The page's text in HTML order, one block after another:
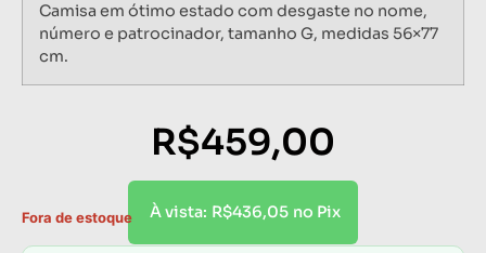
Camisa em ótimo estado com desgaste no nome,
número e patrocinador, tamanho G, medidas 56×77
cm.
R$459,00
À vista: R$436,05 no Pix
Fora de estoque